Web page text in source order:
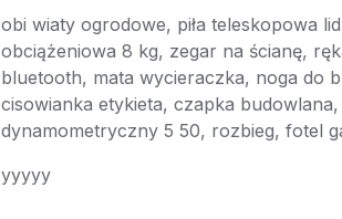
obi wiaty ogrodowe, piła teleskopowa
obciążeniowa 8 kg, zegar na ścianę,
bluetooth, mata wycieraczka, noga do
cisowianka etykieta, czapka
dynamometryczny 5 50, rozbieg, fotel
yyyyy